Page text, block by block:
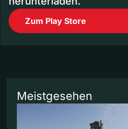
Zum Play Store
Meistgesehen